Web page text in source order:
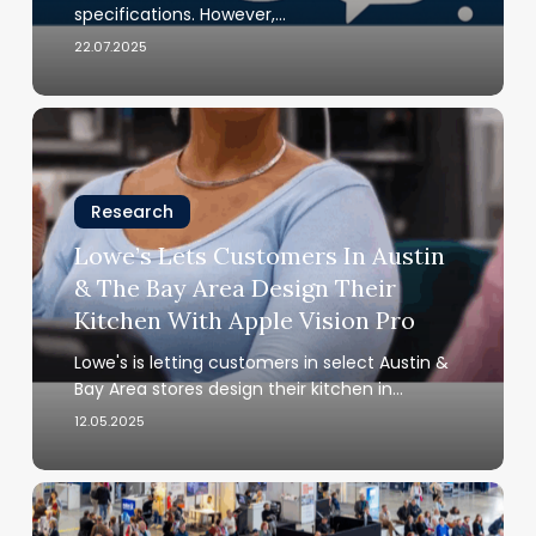
for
Reality
Office
Applications
specifications. However,…
22.07.2025
Lowe’s
Lets
Customers
In
Austin
&
The
Bay
Area
Design
With
Apple
Vision
Research
Lowe’s Lets Customers In Austin
& The Bay Area Design Their
Kitchen With Apple Vision Pro
Lowe's is letting customers in select Austin &
Bay Area stores design their kitchen in…
12.05.2025
Learntec
2025